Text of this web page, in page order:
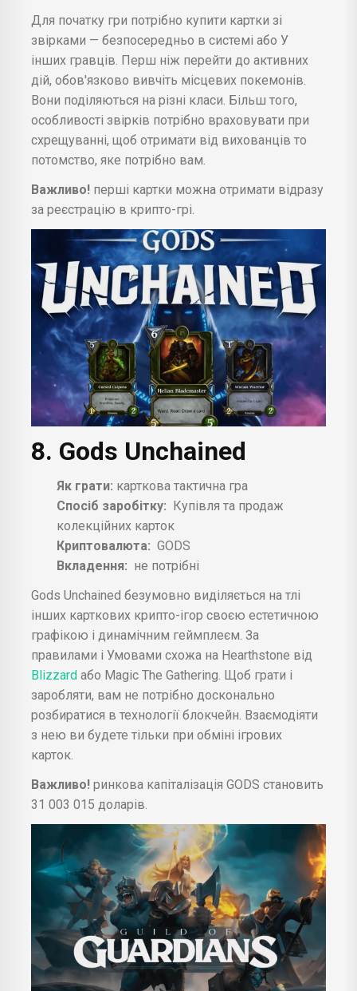
Для початку гри потрібно купити картки зі
звірками — безпосередньо в системі або У
інших гравців. Перш ніж перейти до активних
дій, обов'язково вивчіть місцевих покемонів.
Вони поділяються на різні класи. Більш того,
особливості звірків потрібно враховувати при
схрещуванні, щоб отримати від вихованців то
потомство, яке потрібно вам.
Важливо! перші картки можна отримати відразу
за реєстрацію в крипто-грі.
8. Gods Unchained
Як грати: карткова тактична гра
Спосіб заробітку: Купівля та продаж
колекційних карток
Криптовалюта: GODS
Вкладення: не потрібні
Gods Unchained безумовно виділяється на тлі
інших карткових крипто-ігор своєю естетичною
графікою і динамічним геймплеєм. За
правилами і Умовами схожа на Hearthstone від
Blizzard або Magic The Gathering. Щоб грати і
заробляти, вам не потрібно досконально
розбиратися в технології блокчейн. Взаємодіяти
з нею ви будете тільки при обміні ігрових
карток.
Важливо! ринкова капіталізація GODS становить
31 003 015 доларів.